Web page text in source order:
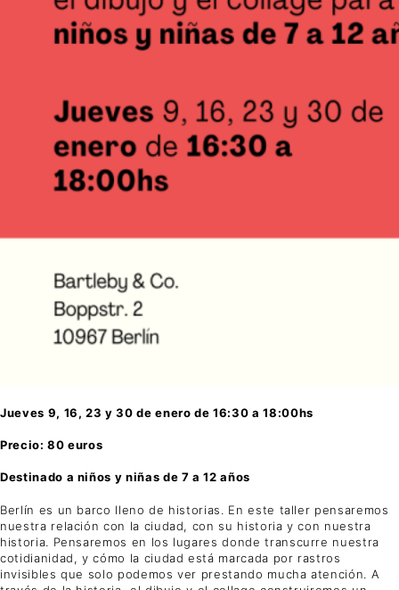
Jueves 9, 16, 23 y 30 de enero de 16:30 a 18:00hs
Precio: 80 euros
Destinado a niños y niñas de 7 a 12 años
Berlín es un barco lleno de historias. En este taller pensaremos
nuestra relación con la ciudad, con su historia y con nuestra
historia. Pensaremos en los lugares donde transcurre nuestra
cotidianidad, y cómo la ciudad está marcada por rastros
invisibles que solo podemos ver prestando mucha atención. A